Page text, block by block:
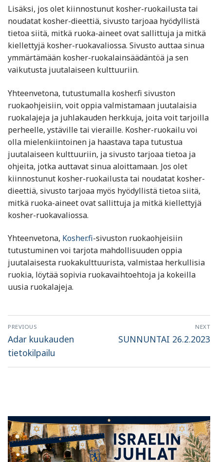
Lisäksi, jos olet kiinnostunut kosher-ruokailusta tai
noudatat kosher-dieettiä, sivusto tarjoaa hyödyllistä
tietoa siitä, mitkä ruoka-aineet ovat sallittuja ja mitkä
kiellettyjä kosher-ruokavaliossa. Sivusto auttaa sinua
ymmärtämään kosher-ruokalainsäädäntöä ja sen
vaikutusta juutalaiseen kulttuuriin.
Yhteenvetona, tutustumalla kosher.fi sivuston
ruokaohjeisiin, voit oppia valmistamaan juutalaisia
ruokalajeja ja juhlakauden herkkuja, joita voit tarjoilla
perheelle, ystäville tai vieraille. Kosher-ruokailu voi
olla mielenkiintoinen ja haastava tapa tutustua
juutalaiseen kulttuuriin, ja sivusto tarjoaa tietoa ja
ohjeita, jotka auttavat sinua aloittamaan. Jos olet
kiinnostunut kosher-ruokailusta tai noudatat kosher-
dieettiä, sivusto tarjoaa myös hyödyllistä tietoa siitä,
mitkä ruoka-aineet ovat sallittuja ja mitkä kiellettyjä
kosher-ruokavaliossa.
Yhteenvetona, Kosher.fi-sivuston ruokaohjeisiin
tutustuminen voi tarjota mahdollisuuden oppia
juutalaisesta ruokakulttuurista, valmistaa herkullisia
ruokia, löytää sopivia ruokavaihtoehtoja ja kokeilla
uusia ruokalajeja.
Artikkelien
selaus
PREVIOUS
Previous
post:
Adar kuukauden
tietokilpailu
NEXT
Next
SUNNUNTAI 26.2.2023